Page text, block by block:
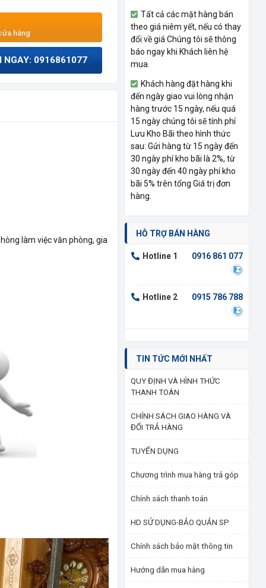
hàng
NGAY: 0916861077
làm việc văn phòng, gia
Tất cả các mặt hàng bán
theo giá niêm yết, nếu có thay
đổi về giá Chúng tôi sẽ thông
báo ngay khi Khách liên hệ
mua.
Khách hàng đặt hàng khi
đến ngày giao vui lòng nhận
hàng trước 15 ngày, nếu quá
15 ngày chúng tôi sẽ tính phí
Lưu Kho Bãi theo hình thức
sau: Gửi hàng từ 15 ngày đến
30 ngày phí kho bãi là 2%, từ
30 ngày đến 40 ngày phí kho
bãi 5% trên tổng Giá trị đơn
hàng.
HỖ TRỢ BÁN HÀNG
Hotline 1 0916 861 077
Hotline 2 0915 786 788
TIN TỨC MỚI NHẤT
QUY ĐỊNH VÀ HÌNH THỨC
THANH TOÁN
CHÍNH SÁCH GIAO HÀNG VÀ
ĐỔI TRẢ HÀNG
TUYỂN DỤNG
Chương trình mua hàng trả góp
Chính sách thanh toán
HD SỬ DỤNG-BẢO QUẢN SP
Chính sách bảo mật thông tin
Hướng dẫn mua hàng